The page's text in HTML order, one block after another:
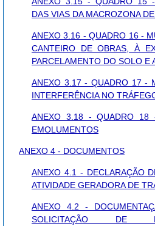
DAS VIAS DA MACROZONA
ANEXO 3.16 - QUADRO 16 -
CANTEIRO DE OBRAS, À
PARCELAMENTO DO SOLO E
ANEXO 3.17 - QUADRO 17 -
INTERFERÊNCIA NO
ANEXO 3.18 - QUADRO 18
EMOLUMENTOS
ANEXO 4 - DOCUMENTOS
ANEXO 4.1 - DECLARAÇÃO
ATIVIDADE GERADORA DE
ANEXO 4.2 -
SOLICITAÇÃO DE